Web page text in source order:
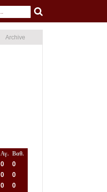
Archive
Αγ. Βαθ.
0
0
0
0
0
0